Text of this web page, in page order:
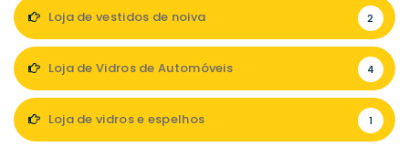
Loja de vestidos de noiva 2
Loja de Vidros de Automóveis 4
Loja de vidros e espelhos 1